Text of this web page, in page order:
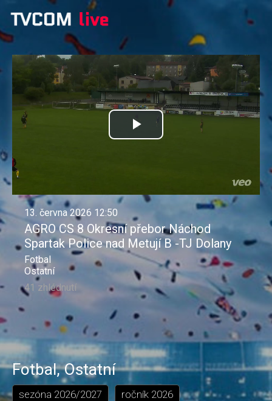
Přehrát
13. června 2026 12:50
AGRO CS 8 Okresní přebor Náchod
Spartak Police nad Metují B -TJ Dolany
Fotbal
Ostatní
41 zhlédnutí
Fotbal,Ostatní
sezóna 2026/2027 ročník 2026